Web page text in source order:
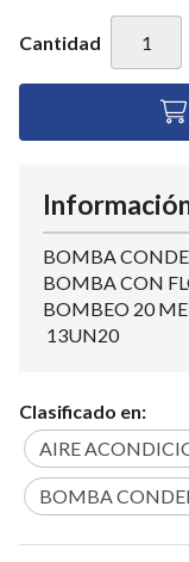
Cantidad
BOMBA
BOMBA CON
BOMBEO 20
13UN20
Clasificado en:
AIRE
BOMBA